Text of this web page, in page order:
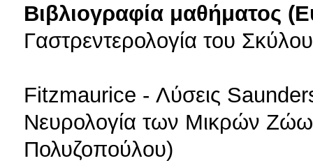
Βιβλιογραφία μαθήματος
Γαστρεντερολογία του
Fitzmaurice - Λύσεις
Νευρολογία των Μικρών
Πολυζοπούλου)